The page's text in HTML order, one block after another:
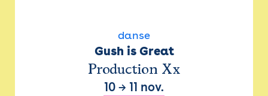
danse
Gush is Great
Production Xx
10 → 11 nov.